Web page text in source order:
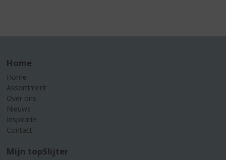
Home
Home
Assortiment
Over ons
Nieuws
Inspiratie
Contact
Mijn topSlijter